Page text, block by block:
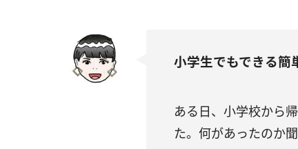
小学生でもできる簡
ある日、小学校から
た。何があったのか